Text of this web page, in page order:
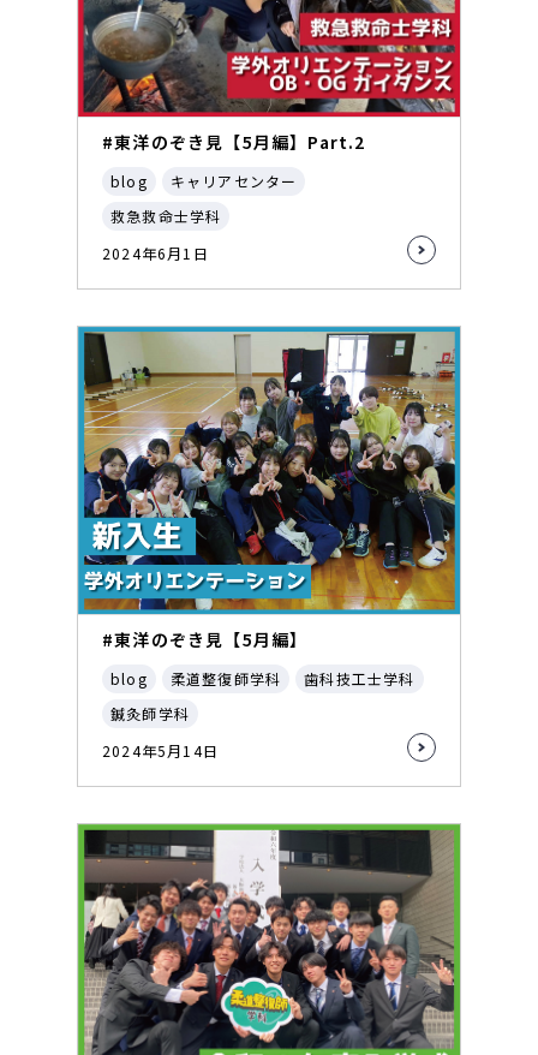
#東洋のぞき見【5月編】Part.2
blog
キャリアセンター
救急救命士学科
2024年6月1日
#東洋のぞき見【5月編】
blog 柔道整復師学科
歯科技工士学科
鍼灸師学科
2024年5月14日